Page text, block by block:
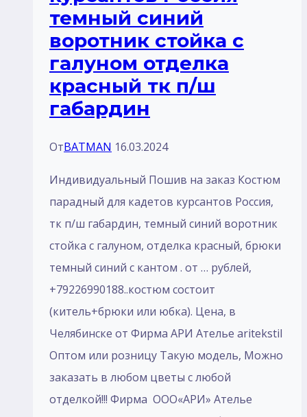
темный синий
воротник стойка с
галуном отделка
красный тк п/ш
габардин
ОтBATMAN 16.03.2024
Индивидуальный Пошив на заказ Костюм
парадный для кадетов курсантов Россия,
тк п/ш габардин, темный синий воротник
стойка с галуном, отделка красный, брюки
темный синий с кантом . от … рублей,
+79226990188..костюм состоит
(китель+брюки или юбка). Цена, в
Челябинске от Фирма АРИ Ателье aritekstil
Оптом или розницу Такую модель, Mожно
заказать в любом цветы с любой
отделкой!!! Фирма ООО«АРИ» Ателье